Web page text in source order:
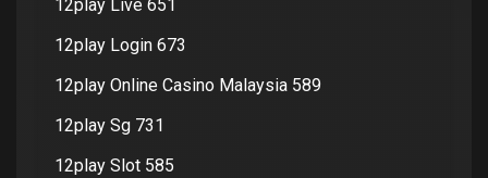
12play Live 651
12play Login 673
12play Online Casino Malaysia 589
12play Sg 731
12play Slot 585